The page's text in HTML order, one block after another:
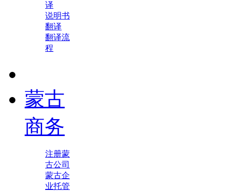
译
说明书
翻译
翻译流
程
蒙古
商务
注册蒙
古公司
蒙古企
业托管